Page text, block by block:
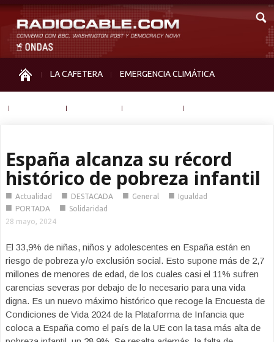
LA CAFETERA EMERGENCIA CLIMÁTICA
España alcanza su récord
histórico de pobreza infantil
■ Actualidad ■ DESTACADA ■ General ■ Igualdad
■ PORTADA ■ Solidaridad
28 mayo, 2024
El 33,9% de niñas, niños y adolescentes en España están en
riesgo de pobreza y/o exclusión social. Esto supone más de 2,7
millones de menores de edad, de los cuales casi el 11% sufren
carencias severas por debajo de lo necesario para una vida
digna. Es un nuevo máximo histórico que recoge la Encuesta de
Condiciones de Vida 2024 de la Plataforma de Infancia que
coloca a España como el país de la UE con la tasa más alta de